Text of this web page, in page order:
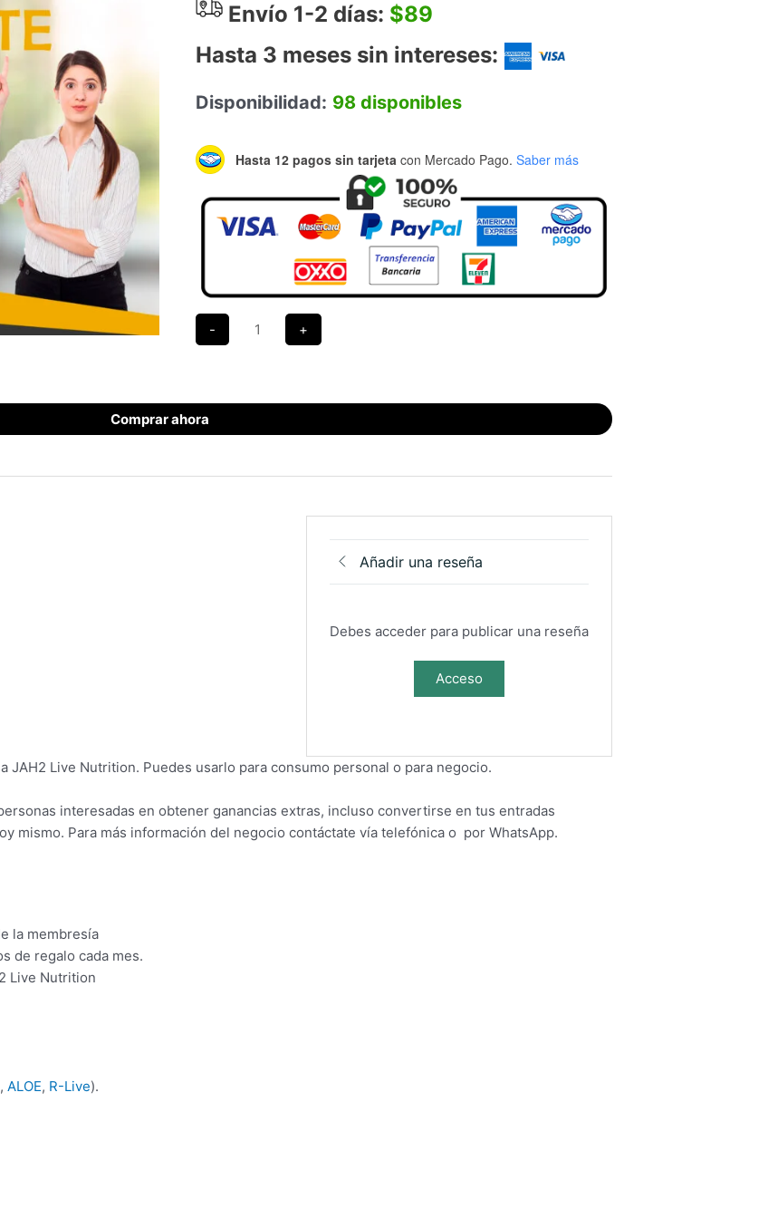
Envío 1-2 días: $89
Hasta 3 meses sin intereses:
Disponibilidad: 98 disponibles
Hasta 12 pagos sin tarjeta con Mercado Pago. Saber más
Comprar ahora
Añadir una reseña
Debes acceder para publicar una reseña
Acceso
JAH2 Live Nutrition. Puedes usarlo para consumo personal o para negocio.
interesadas en obtener ganancias extras, incluso convertirse en tus entradas
mismo. Para más información del negocio contáctate vía telefónica o por WhatsApp.
la membresía
de regalo cada mes.
Live Nutrition
, ALOE, R-Live).